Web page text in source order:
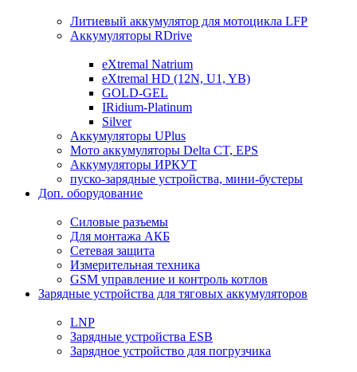
Литиевый аккумулятор для мотоцикла LFP
Аккумуляторы RDrive
eXtremal Natrium
eXtremal HD (12N, U1, YB)
GOLD-GEL
IRidium-Platinum
Silver
Аккумуляторы UPlus
Мото аккумуляторы Delta CT, EPS
Аккумуляторы ИРКУТ
пуско-зарядные устройства, мини-бустеры
Доп. оборудование
Силовые разъемы
Для монтажа АКБ
Сетевая защита
Измерительная техника
GSM управление и контроль котлов
Зарядные устройства для тяговых аккумуляторов
LNP
Зарядные устройства ESB
Зарядное устройство для погрузчика